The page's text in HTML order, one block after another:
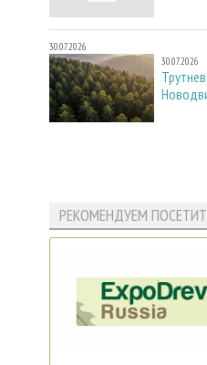
30.07.2026
30.07.2026
РЕКОМЕНДУЕМ